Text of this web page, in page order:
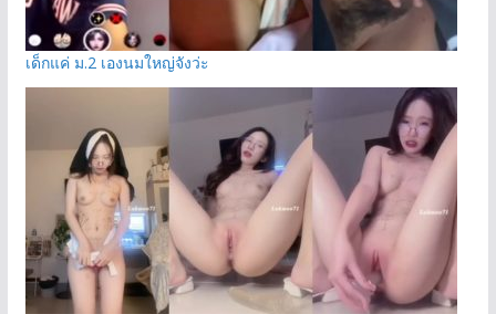
เด็กแค่ ม.2 เองนมใหญ่จังว่ะ